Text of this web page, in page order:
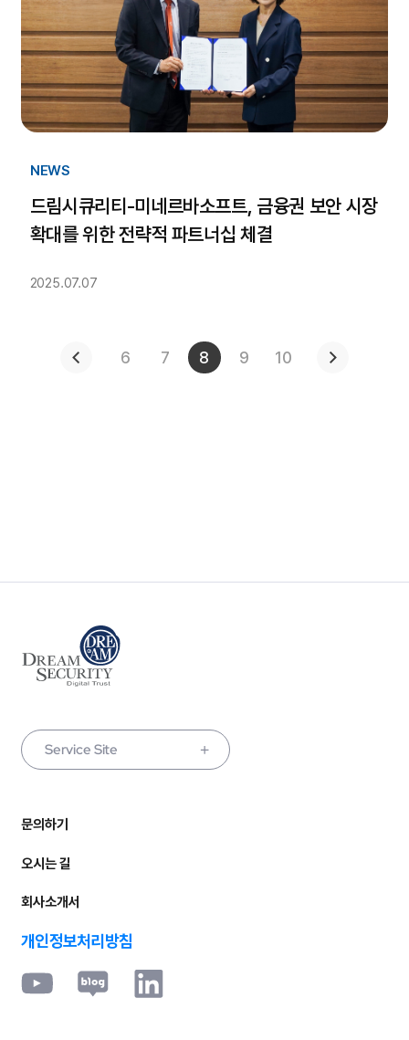
NEWS
드림시큐리티-미네르바소프트, 금융권 보안 시장
확대를 위한 전략적 파트너십 체결
2025.07.07
6 7 8 9 10
문의하기
오시는 길
회사소개서
개인정보처리방침
Service Site